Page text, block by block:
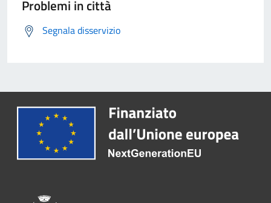
Problemi in città
Segnala disservizio